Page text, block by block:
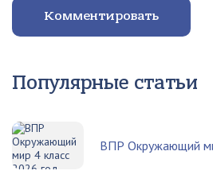
Комментировать
Популярные статьи
ВПР Окружающий